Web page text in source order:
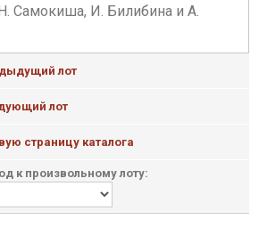
Самокиша, И. Билибина и А.
лот
лот
страницу каталога
к произвольному лоту: